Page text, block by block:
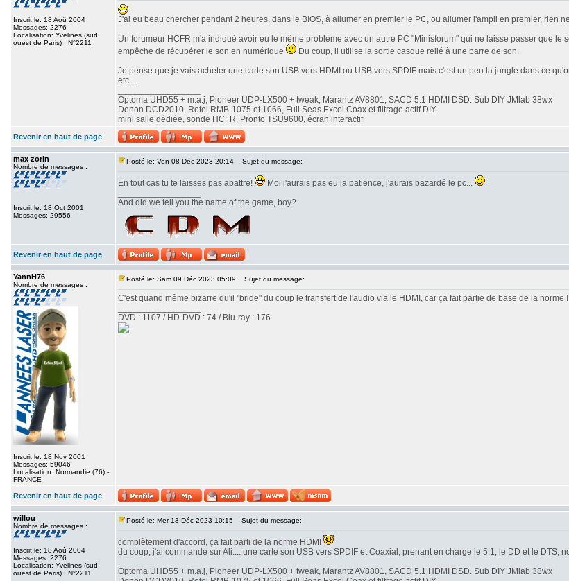
Inscrit le: 18 Aoû 2004
Messages: 2276
Localisation: Yvelines (sud
ouest de Paris) : N°2211
J'ai eu beau chercher pendant 2 heures, dans le BIOS, à allumer en premier le PC, ou allumer l'ampli en premier, rien
Un forumeur HCFR m'a indiqué avoir eu le même problème avec un autre PC "Minisforum" qui ne laisse passer que
empêche de récupérer le son en numérique
Du coup, il utilise la sortie casque relié à une barre de son.
Je pense que je vais acheter une carte son USB vers HDMI ou USB vers SPDIF mais c'est un peu la jungle dans ce
etc...
Optoma UHD55 + m.a.j, Pioneer UDP-LX500 + tweak, Marantz AV8801, SACD 5.1 HDMI DSD. Sub DIY JMlab 38wx
Denon DCD2010, Rotel RMB-1075 et 1066, Full Seas Excel Coax et filtrage actif DIY.
mini salle dédiée, sonde HCFR, Pronto TSU9600, écran interactif
Revenir en haut de page
max zorin
Nombre de messages :
Inscrit le: 18 Oct 2001
Messages: 29556
Posté le: Ven 08 Déc 2023 20:14 Sujet du message:
En tout cas tu te laisses pas abattre!
Moi j'aurais pas eu la patience, j'aurais bazardé le pc...
And did we tell you the name of the game, boy?
Revenir en haut de page
YannH76
Nombre de messages :
Inscrit le: 18 Nov 2001
Messages: 59046
Localisation: Normandie (76) -
FRANCE
Posté le: Sam 09 Déc 2023 05:09 Sujet du message:
C'est quand même bizarre qu'il "bride" du coup le transfert de l'audio via le HDMI, car ça fait partie de base de la norme
DVD : 1107 / HD-DVD : 74 / Blu-ray : 176
Revenir en haut de page
willou
Nombre de messages :
Inscrit le: 18 Aoû 2004
Messages: 2276
Localisation: Yvelines (sud
ouest de Paris) : N°2211
Posté le: Mer 13 Déc 2023 10:15 Sujet du message:
complètement d'accord, ça fait parti de la norme HDMI
du coup, j'ai commandé sur Ali.... une carte son USB vers SPDIF et Coaxial, prenant en charge le 5.1, le DD et le DTS,
Optoma UHD55 + m.a.j, Pioneer UDP-LX500 + tweak, Marantz AV8801, SACD 5.1 HDMI DSD. Sub DIY JMlab 38wx